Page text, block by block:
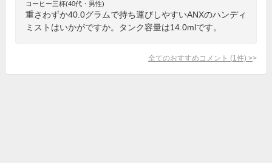
コーヒー三杯(40代・男性)
重さわずか40.0グラムで持ち運びしやすいANXのハンディ
ミストはいかがですか。タンク容量は14.0mlです。
全てのおすすめコメント (1 件) >